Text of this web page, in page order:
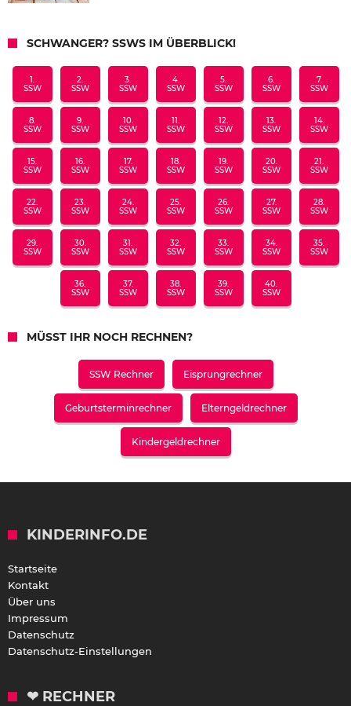
SCHWANGER? SSWS IM ÜBERBLICK!
1.
SSW
2.
SSW
3.
SSW
4.
SSW
5.
SSW
6.
SSW
7.
SSW
8.
SSW
9.
SSW
10.
SSW
11.
SSW
12.
SSW
13.
SSW
14.
SSW
15.
SSW
16.
SSW
17.
SSW
18.
SSW
19.
SSW
20.
SSW
21.
SSW
22.
SSW
23.
SSW
24.
SSW
25.
SSW
26.
SSW
27.
SSW
28.
SSW
29.
SSW
30.
SSW
31.
SSW
32.
SSW
33.
SSW
34.
SSW
35.
SSW
36.
SSW
37.
SSW
38.
SSW
39.
SSW
40.
SSW
MÜSST IHR NOCH RECHNEN?
SSW Rechner Eisprungrechner
Geburtsterminrechner Elterngeldrechner
Kindergeldrechner
KINDERINFO.DE
Startseite
Kontakt
Über uns
Impressum
Datenschutz
Datenschutz-Einstellungen
❤ RECHNER